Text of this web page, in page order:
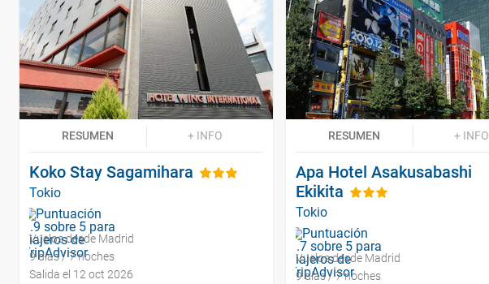
RESUMEN + INFO
Koko Stay Sagamihara
Tokio
Vuelos desde Madrid
9 días / 7 noches
Salida el 12 oct 2026
RESUMEN + INFO
Apa Hotel Asakusabashi
Ekikita
Tokio
Vuelos desde Madrid
9 días / 7 noches